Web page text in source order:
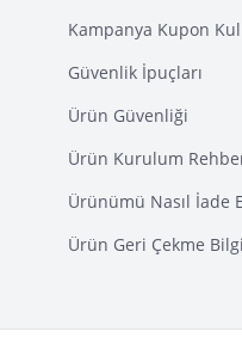
Kampanya Kupon
Güvenlik İpuçları
Ürün Güvenliği
Ürün Kurulum
Ürünümü Nasıl İade
Ürün Geri Çekme